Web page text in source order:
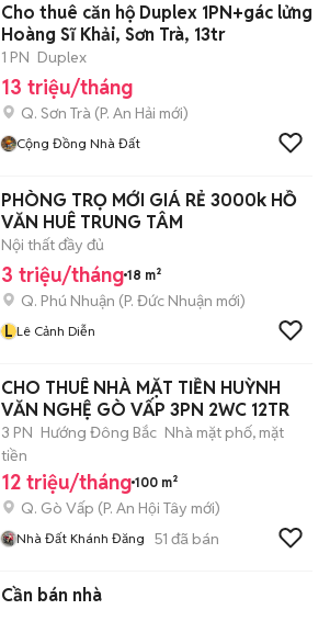
Cho thuê căn hộ Duplex 1PN+gác lửng
Hoàng Sĩ Khải, Sơn Trà, 13tr
1 PN Duplex
13 triệu/tháng
Q. Sơn Trà (P. An Hải mới)
Cộng Đồng Nhà Đất
PHÒNG TRỌ MỚI GIÁ RẺ 3000k HỒ
VĂN HUÊ TRUNG TÂM
Nội thất đầy đủ
3 triệu/tháng 18 m²
Q. Phú Nhuận (P. Đức Nhuận mới)
L Lê Cảnh Diễn
CHO THUÊ NHÀ MẶT TIỀN HUỲNH
VĂN NGHỆ GÒ VẤP 3PN 2WC 12TR
3 PN Hướng Đông Bắc Nhà mặt phố, mặt
tiền
12 triệu/tháng 100 m²
Q. Gò Vấp (P. An Hội Tây mới)
Nhà Đất Khánh Đăng 51 đã bán
Cần bán nhà